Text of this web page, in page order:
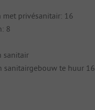
Staanplaatsen met privésanitair: 16
8
sanitair
sanitairgebouw te huur 16